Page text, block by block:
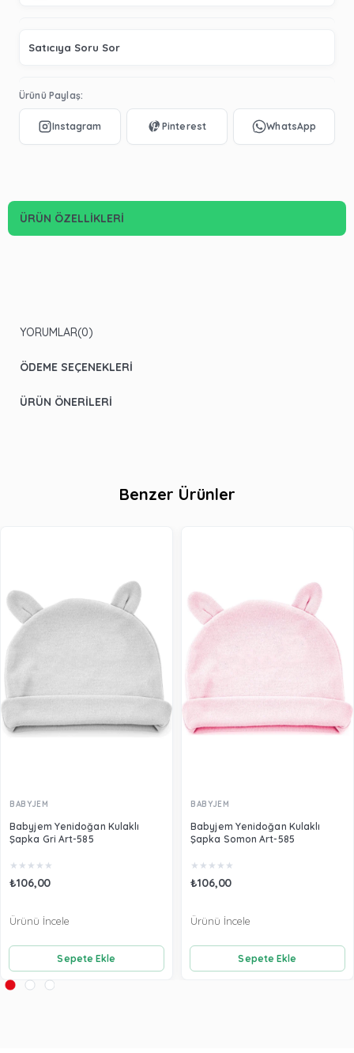
Satıcıya Soru Sor
Ürünü Paylaş:
ÜRÜN ÖZELLIKLERI
YORUMLAR(0)
ÖDEME SEÇENEKLERI
ÜRÜN ÖNERILERI
Benzer Ürünler
BABYJEM
Babyjem Yenidoğan Kulaklı
Şapka Gri Art-585
★ ★ ★ ★ ★
₺106,00
Sepete Ekle
Ürünü İncele
BABYJEM
Babyjem Yenidoğan Kulaklı
Şapka Somon Art-585
★ ★ ★ ★ ★
₺106,00
Sepete Ekle
Ürünü İncele